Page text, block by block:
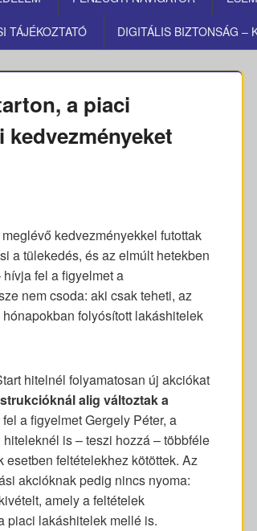
TÁJÉKOZTATÓ DIGITÁLIS BIZTONSÁG –
a piaci
kedvezményeket
kedvezményekkel futottak
a tülekedés, és az elmúlt hetekben
fel a figyelmet a
nem csoda: aki csak teheti, az
folyósított lakáshitelek
hitelnél folyamatosan új akciókat
alig változtak a
a figyelmet Gergely Péter, a
is – teszi hozzá – többféle
feltételekhez kötöttek. Az
akcióknak pedig nincs nyoma:
amely a feltételek
piaci lakáshitelek mellé is.